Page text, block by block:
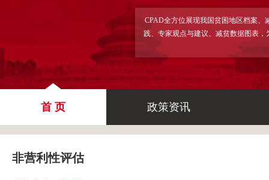
CPAD全方位展现我国贫困地区档案
践、专家观点与建议、减贫数据图表
首 页 政策资讯
非营利性评估